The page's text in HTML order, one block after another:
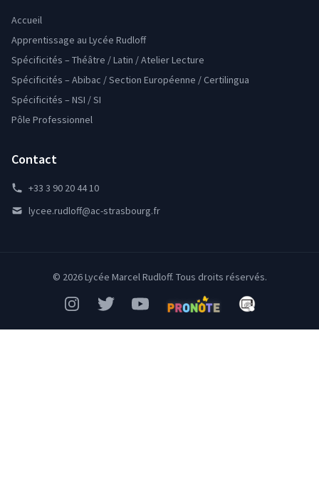
Accueil
Apprentissage au Lycée Rudloff
Spécificités – Théâtre / Latin / Atelier Lecture
Spécificités – Abibac / Section Européenne / Certilingua
Spécificités – NSI / SI
Pôle Professionnel
Contact
+33 3 90 20 44 10
lycee.rudloff@ac-strasbourg.fr
© 2026 Lycée Marcel Rudloff. Tous droits réservés.
InstagramTwitterYouTubePronote Mon Bureau